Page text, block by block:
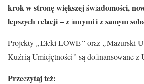
krok w stronę większej świadomości,
lepszych relacji – z innymi i z samym
Projekty „Ełcki LOWE” oraz „Mazurski
Kuźnią Umiejętności” są dofinansowane z
Przeczytaj też: